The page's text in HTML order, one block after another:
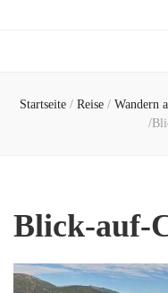
Startseite / Reise / Wandern
/
Blick-auf-